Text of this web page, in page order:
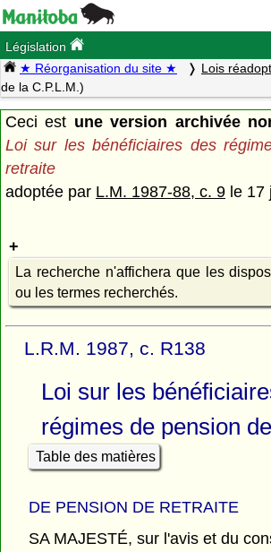
Législation
★ Réorganisation du site ★ Lois
de la C.P.L.M.)
Ceci est une version archivée
Loi sur les bénéficiaires des
retraite
adoptée par L.M. 1987-88, c. 9 le 17
La recherche n'affichera que les
ou les termes recherchés.
L.R.M. 1987, c. R138
Loi sur les
régimes de pension
Table des matières
DE PENSION DE RETRAITE
SA MAJESTÉ, sur l'avis et du